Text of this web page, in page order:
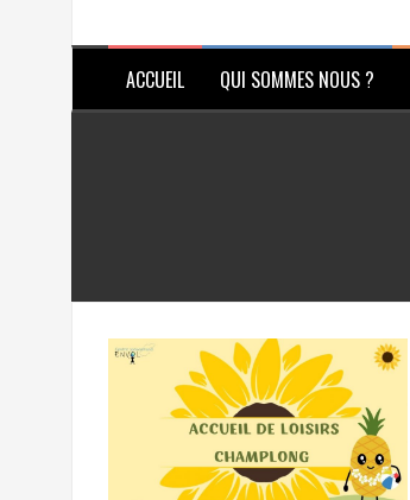
ACCUEIL QUI SOMMES NOUS ?